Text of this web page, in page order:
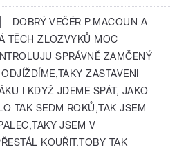
DOBRÝ VEČÉR P.MACOUN A
TĚCH ZLOZVYKŮ MOC
SPRÁVNĚ ZAMČENÝ
ZASTAVENI
I KDYŽ JDEME SPÁT, JAKO
TAK SEDM ROKŮ,TAK JSEM
JSEM V
KOUŘIT.TOBY TAK